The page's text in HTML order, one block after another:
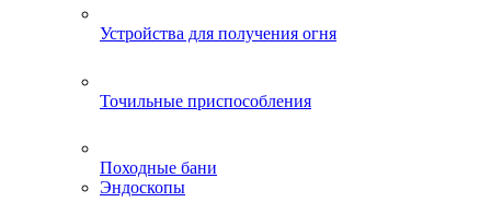
Устройства для получения огня
Точильные приспособления
Походные бани
Эндоскопы